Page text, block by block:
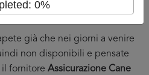
già che nei giorni a venire
non disponibili e pensate
fornitore Assicurazione Cane
0%